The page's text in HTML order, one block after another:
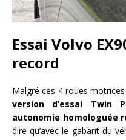
Essai Volvo
record
Malgré ces 4 roues
version d’essai Twin
autonomie homologuée
dire qu’avec le gabarit du